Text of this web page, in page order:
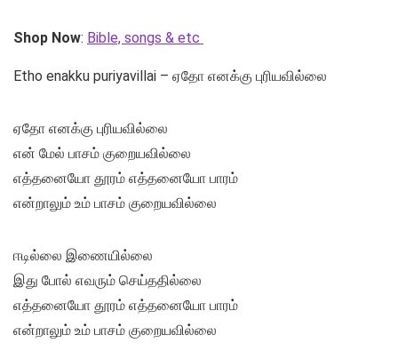
Shop Now: Bible, songs & etc
Etho enakku puriyavillai – ஏதோ எனக்கு புரியவில்லை
ஏதோ எனக்கு புரியவில்லை
என் மேல் பாசம் குறையவில்லை
எத்தனையோ தூரம் எத்தனையோ பாரம்
என்றாலும் உம் பாசம் குறையவில்லை
ஈடில்லை இணையில்லை
இது போல் எவரும் செய்ததில்லை
எத்தனையோ தூரம் எத்தனையோ பாரம்
என்றாலும் உம் பாசம் குறையவில்லை